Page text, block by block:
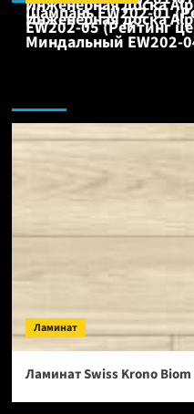
Шампань EW202-01
Инженерная доска
EW202-05 (Рейтинг
Инженерная доска
Миндальный EW202-
Ламинат
Ламинат Swiss Krono